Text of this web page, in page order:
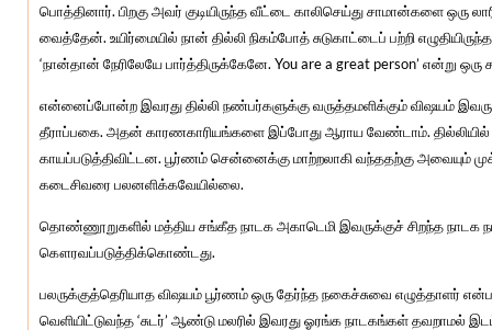
பொத்தினார். பிறகு அவர் குடியிருந்த வீட்டை காலிசெய்து சாமான்களை ஒரு
வைத்தேன். உயிர்மையில் நான் தில்லி நிகம்போத் சுடுகாட்டைப் பற்றி
‘நான்தான் நேரிலேயே பார்த்திருக்கேனே. You are a great person’ என்று ஒரு
என்னைப்போன்ற இவரது தில்லி நண்பர்களுக்கு வருத்தமளிக்கும் விஷயம்
தீராப்பகை. அதன் காரணகாரியங்களை இப்போது ஆராய வேண்டாம்.
காயப்படுத்திவிட்டன. பூர்ணம் சென்னைக்கு மாற்றலாகி வந்ததற்கு அவையும்
கடைசிவரை பலனளிக்கவேயில்லை.
தொண்ணூறுகளில் மத்திய சங்கீத நாடக அகாடெமி இவருக்குச் சிறந்த நாடக
கௌரவப்படுத்திக்கொண்டது.
பலருக்குத்தெரியாத விஷயம் பூர்ணம் ஒரு தேர்ந்த நகைச்சுவை எழுத்தாளர்
வெளியிட்டுவந்த ‘சுடர்’ ஆண்டு மலரில் இவரது ஓரங்க நாடகங்கள் தவறாமல்